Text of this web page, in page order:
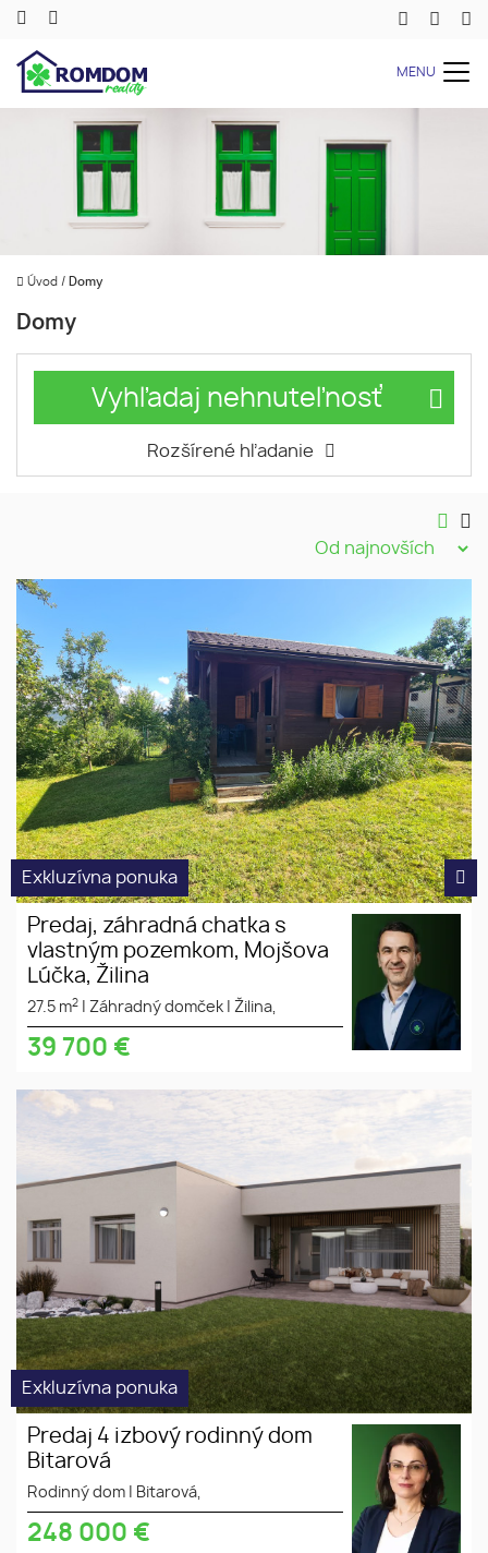
MENU
Úvod / Domy
Domy
Vyhľadaj nehnuteľnosť
Rozšírené hľadanie
Exkluzívna ponuka
Predaj, záhradná chatka s
vlastným pozemkom, Mojšova
Lúčka, Žilina
27.5 m2 Záhradný domček Žilina,
39 700 €
Predaj 4 izbový rodinný dom
Exkluzívna ponuka
Predaj 4 izbový rodinný dom
Bitarová
Rodinný dom Bitarová,
248 000 €